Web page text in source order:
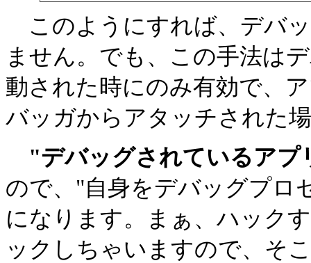
このようにすれば、デバ
ません。でも、この手法は
動された時にのみ有効で、
バッガからアタッチされた
"デバッグされているア
ので、"自身をデバッグプロ
になります。まぁ、ハック
ックしちゃいますので、そ